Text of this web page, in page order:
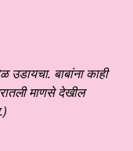
उडायचा. बाबांना काही
माणसे देखील